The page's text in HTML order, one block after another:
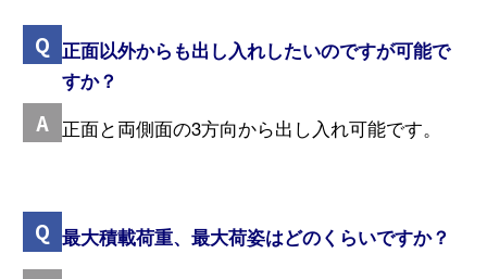
正面以外からも出し入れしたいのですが可能で
すか？
正面と両側面の3方向から出し入れ可能です。
最大積載荷重、最大荷姿はどのくらいですか？